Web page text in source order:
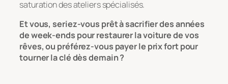
saturation des ateliers spécialisés.
Et vous, seriez-vous prêt à sacrifier des années
de week-ends pour restaurer la voiture de vos
rêves, ou préférez-vous payer le prix fort pour
tourner la clé dès demain ?